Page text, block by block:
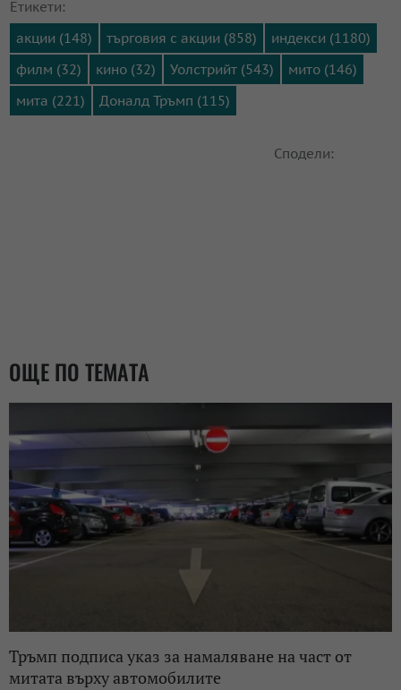
Етикети:
акции (148)
търговия с акции (858)
индекси (1180)
филм (32)
кино (32) Уолстрийт (543)
мито (146)
мита (221)
Доналд Тръмп (115)
Сподели:
ОЩЕ ПО ТЕМАТА
Тръмп подписа указ за намаляване на част от
митата върху автомобилите